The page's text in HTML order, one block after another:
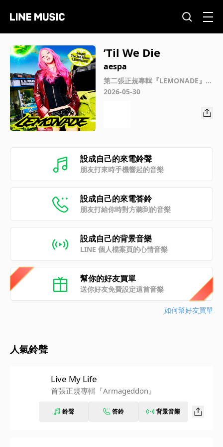
’Til We Die
aespa
第二張正規專輯『LEMONADE』
(KARINA Special Ver.)
2026-05-30
設成自己的來電鈴聲
朋友打來時手機響起的音樂
設成自己的來電答鈴
朋友打給你時對方聽到的音樂
設成自己的背景音樂
LINE 個人檔案頁的心情音樂
幫你的好友買單
送你好友免費設定這首音樂
如何幫好友買單
人氣鈴聲
Live My Life
首張正規專輯『Armageddon』
鈴聲 答鈴 背景音樂